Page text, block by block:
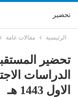
تحضير
الرئيسية مقالات عامة
تحضير
الدراسات
الاول 1443 هـ